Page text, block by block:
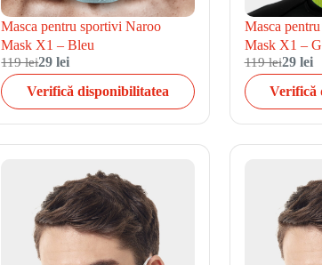
Masca pentru sportivi Naroo
Mask X1 – Bleu
119 lei29 lei
Verifică disponibilitatea
Masca
Mask X1 –
119 lei29 lei
Verifică